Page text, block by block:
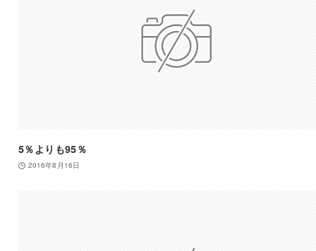
5％よりも95％
2016年8月16日